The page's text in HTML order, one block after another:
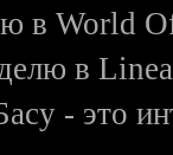
в World
в
- это